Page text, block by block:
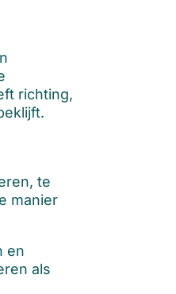
richting,
te
manier
en
als